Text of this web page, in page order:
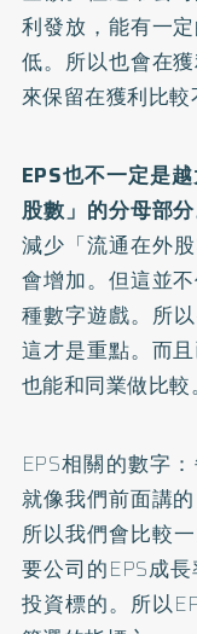
利發放，能有一
低。所以也會在
來保留在獲利比較
EPS也不一定是
股數」的分母部
減少「流通在外
會增加。但這並
種數字遊戲。所
這才是重點。而
也能和同業做比較。
EPS相關的數字
就像我們前面講
所以我們會比較
要公司的EPS成
投資標的。所以